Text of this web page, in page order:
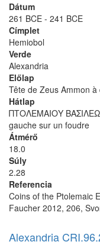
Dátum
261 BCE - 241 BCE
Címplet
Hemiobol
Verde
Alexandria
Előlap
Tête de Zeus Ammon à
Hátlap
ΠΤΟΛΕΜΑΙΟΥ
gauche sur un foudre
Átmérő
18.0
Súly
2.28
Referencia
Coins of the Ptolemaic
Faucher 2012, 206,
Alexandria